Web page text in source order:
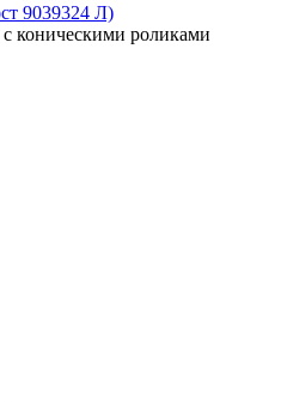
9039324 Л)
коническими роликами